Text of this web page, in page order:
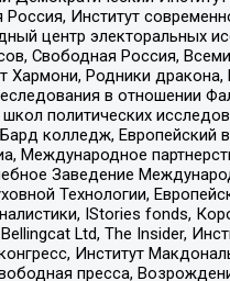
Институт
центр электоральных
Свободная Россия,
Родники дракона,
в отношении
политических
колледж,
Заведение
Технологии,
IStories fonds,
Ltd, The Insider,
Институт
пресса,